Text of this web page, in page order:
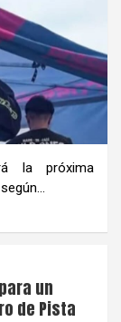
la próxima
un
de Pista